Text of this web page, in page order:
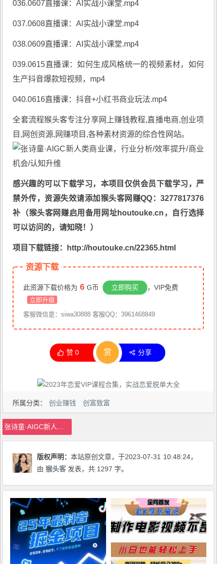
036.0607直播课：AI实战小课堂.mp4
037.0608直播课：Al实战小课堂.mp4
038.0609直播课：AI实战小课堂.mp4
039.0615直播课：如何生成风格统一的视频素材，如何
生产抖音爆款短视频，mp4
040.0616直播课：抖音+小红书商业玩法.mp4
全套流程猴头客专注分享网上赚钱教程,直播电商,创业项
目,网创资源, 网赚项目 ,各种素材资源的综合性网站。
感兴趣的可以下载学习，本项目仅供会员下载学习，严
禁外传，资源失效请添加猴头客网赚QQ：3277817376
补（猴头客网赚启用备用网址houtouke.cn，自行选择
可以访问的，请知晓！）
项目下载链接：http://houtouke.cn/22365.html
资源下载
此资源下载价格为 6 G币 立即购买 ，VIP免费
立即升级
客服微信是：siwa30888 客服QQ：3961468849
赞0 赏 分享
所属分类： 创业赚钱 创富致富
张诗童·AIGC新人类商业课，​行业分析/效率提升/商业机会/认知升维
版权声明：本站原创文章，于2023-07-31 10:48:24，
由猴头客 发表，共 1297 字。